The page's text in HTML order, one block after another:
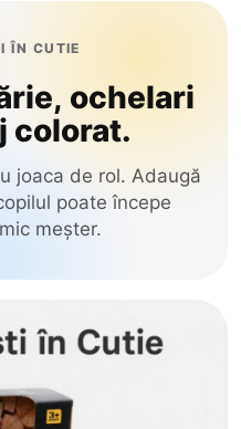
ÎN CUTIE
ochelari
colorat.
joaca de rol. Adaugă
poate începe
meșter.